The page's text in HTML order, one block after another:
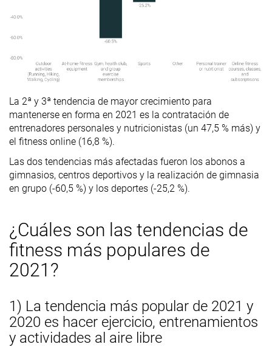
La 2ª y 3ª tendencia de mayor crecimiento para
mantenerse en forma en 2021 es la contratación de
entrenadores personales y nutricionistas (un 47,5 % más) y
el fitness online (16,8 %).
Las dos tendencias más afectadas fueron los abonos a
gimnasios, centros deportivos y la realización de gimnasia
en grupo (-60,5 %) y los deportes (-25,2 %).
¿Cuáles son las tendencias de
fitness más populares de
2021?
1) La tendencia más popular de 2021 y
2020 es hacer ejercicio, entrenamientos
y actividades al aire libre